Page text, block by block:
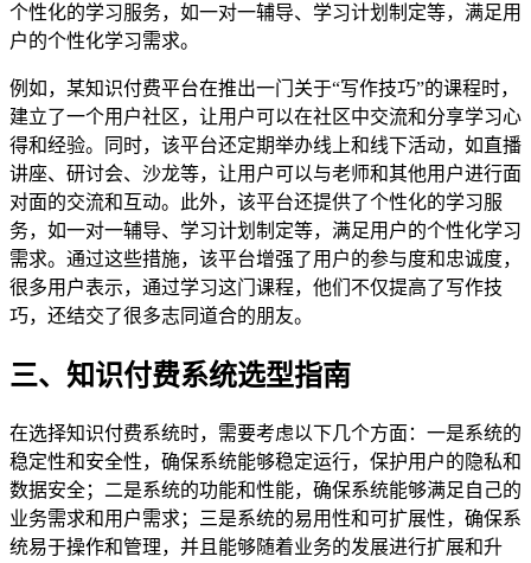
个性化的学习服务，如一对一辅导、学习计划制定等，满足用
户的个性化学习需求。
例如，某知识付费平台在推出一门关于“写作技巧”的课程时，
建立了一个用户社区，让用户可以在社区中交流和分享学习心
得和经验。同时，该平台还定期举办线上和线下活动，如直播
讲座、研讨会、沙龙等，让用户可以与老师和其他用户进行面
对面的交流和互动。此外，该平台还提供了个性化的学习服
务，如一对一辅导、学习计划制定等，满足用户的个性化学习
需求。通过这些措施，该平台增强了用户的参与度和忠诚度，
很多用户表示，通过学习这门课程，他们不仅提高了写作技
巧，还结交了很多志同道合的朋友。
三、知识付费系统选型指南
在选择知识付费系统时，需要考虑以下几个方面：一是系统的
稳定性和安全性，确保系统能够稳定运行，保护用户的隐私和
数据安全；二是系统的功能和性能，确保系统能够满足自己的
业务需求和用户需求；三是系统的易用性和可扩展性，确保系
统易于操作和管理，并且能够随着业务的发展进行扩展和升